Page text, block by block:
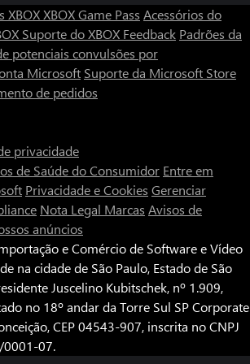
Melhorado com crossplay, Ready or
jogadores numa experiência tática
as plataformas. Comunica eficazmente para
protege o teu esquadrão e cumpre a
XBOXXBOX Game Pass Acessórios do
Suporte do XBOX Feedback Padrões da
potenciais convulsões por
Microsoft Suporte da Microsoft Store
de pedidos
privacidade
de Saúde do Consumidor Entre em
Privacidade e Cookies Gerenciar
Nota Legal Marcas Avisos de
anúncios
e Comércio de Software e Vídeo
na cidade de São Paulo, Estado de São
Juscelino Kubitschek, nº 1.909,
no 18º andar da Torre Sul SP Corporate
CEP 04543-907, inscrita no CNPJ
0001-07.